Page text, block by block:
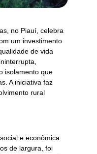
no Piauí, celebra
um investimento
de vida
isolamento que
A iniciativa faz
rural
e econômica
de largura, foi